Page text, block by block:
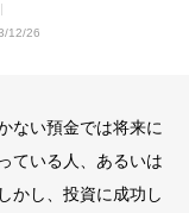
12/26
ない預金では将来に
ている人、あるいは
かし、投資に成功し